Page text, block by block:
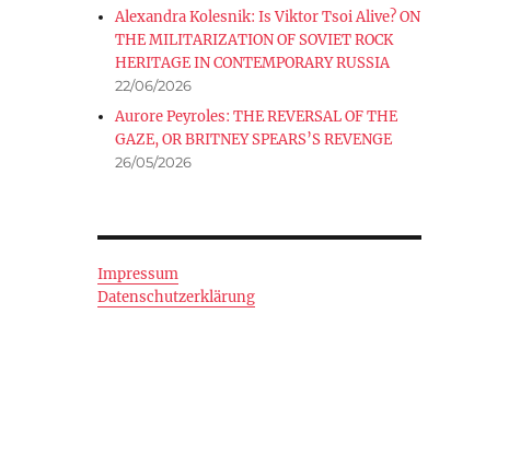
Alexandra Kolesnik: Is Viktor Tsoi Alive? ON
THE MILITARIZATION OF SOVIET ROCK
HERITAGE IN CONTEMPORARY RUSSIA
22/06/2026
Aurore Peyroles: THE REVERSAL OF THE
GAZE, OR BRITNEY SPEARS’S REVENGE
26/05/2026
Impressum
Datenschutzerklärung